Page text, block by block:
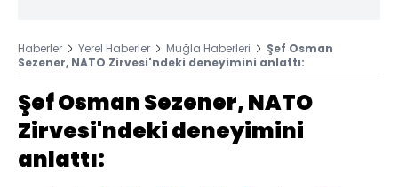
Haberler Yerel Haberler Muğla Haberleri
Şef Osman
Sezener, NATO Zirvesi'ndeki deneyimini anlattı:
Şef Osman Sezener, NATO
Zirvesi'ndeki deneyimini
anlattı: